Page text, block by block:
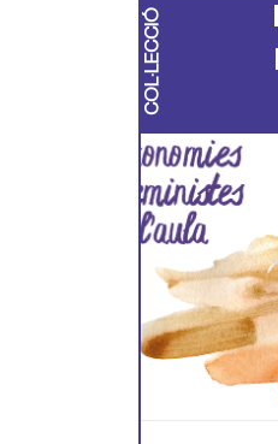
COL·LECCIÓ